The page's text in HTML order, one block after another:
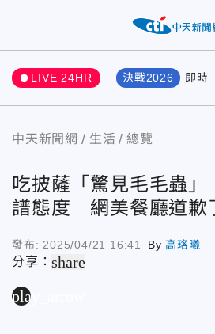
LIVE 24HR 決戰2026 即時
中天新聞網 生活 總覽
吃披薩「驚見毛毛蟲」
譜態度 網美餐廳道歉
發布: 2025/04/21 16:41 By高珞曦
分享：share
play_arrow